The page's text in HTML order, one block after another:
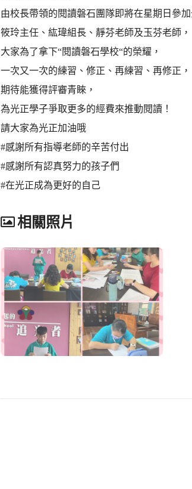
由校長帶領的閱讀磐石團隊即將在星期日參加
筱玲主任、紘瑋組長、靜芬老師及玉芬老師，
大家為了拿下“閱讀磐石學校“的榮耀，
一次又一次的練習、修正、再練習、再修正，
期待能獲得評審青睞，
為光正學子爭取更多的經費來推動閱讀！
請大家為光正加油哦
#感謝所有指導老師的辛苦付出
#感謝所有認真努力的孩子們
#在光正成為更好的自己
相關照片